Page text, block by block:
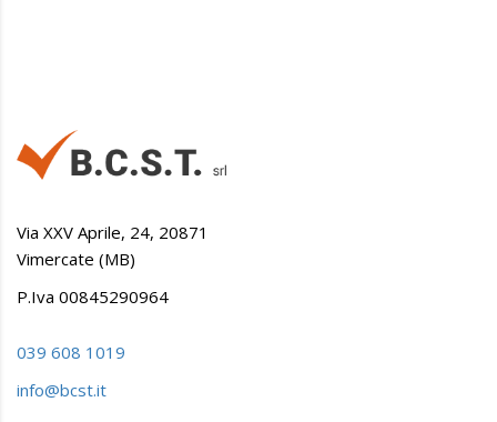
Via XXV Aprile, 24, 20871
Vimercate (MB)
P.Iva 00845290964
039 608 1019
info@bcst.it